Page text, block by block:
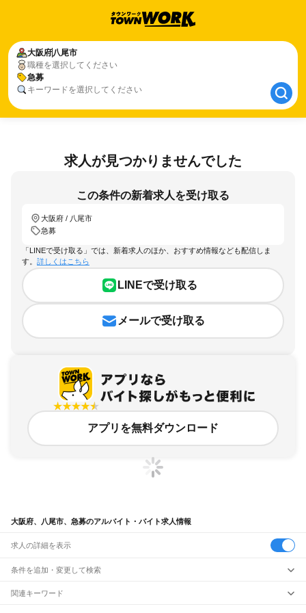
大阪府八尾市
職種を選択してください
急募
キーワードを選択してください
大阪府八尾市
急募
求人が見つかりませんでした
この条件の新着求人を受け取る
大阪府 / 八尾市
急募
「LINEで受け取る」では、新着求人のほか、おすすめ情報なども配信しま
す。 詳しくはこちら
LINEで受け取る
メールで受け取る
アプリを無料ダウンロード
大阪府、八尾市、急募のアルバイト・バイト求人情報
求人の詳細を表示
条件を追加・変更して検索
市区町村を追加・変更
関連キーワード